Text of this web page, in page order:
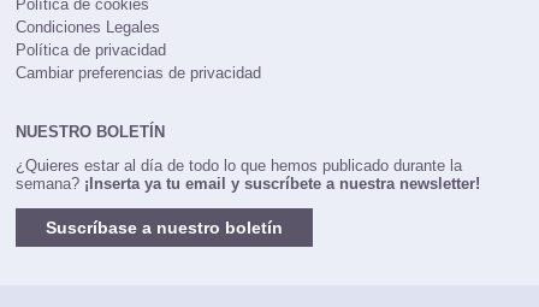
Política de cookies
Condiciones Legales
Política de privacidad
Cambiar preferencias de privacidad
NUESTRO BOLETÍN
¿Quieres estar al día de todo lo que hemos publicado durante la
semana? ¡Inserta ya tu email y suscríbete a nuestra newsletter!
Suscríbase a nuestro boletín